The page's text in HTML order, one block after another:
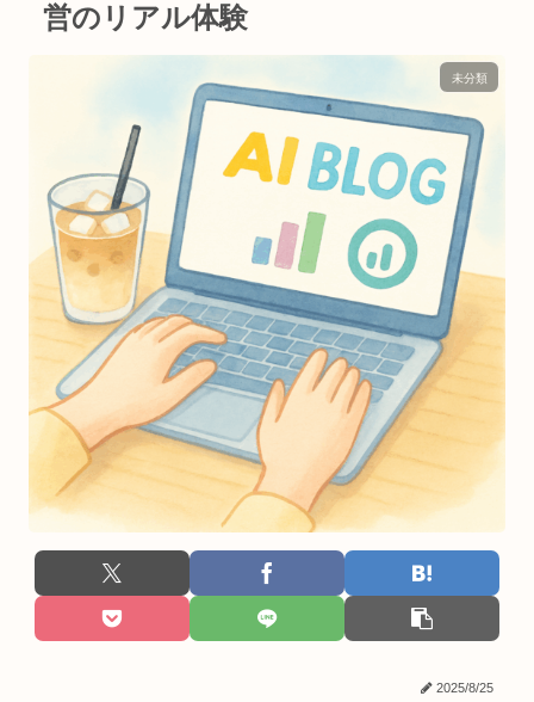
営のリアル体験
未分類
2025/8/25